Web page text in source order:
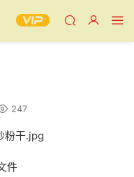
247
件